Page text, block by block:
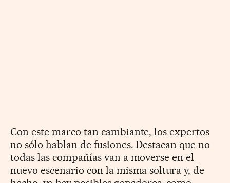
Con este marco tan cambiante, los expertos
no sólo hablan de fusiones. Destacan que no
todas las compañías van a moverse en el
nuevo escenario con la misma soltura y, de